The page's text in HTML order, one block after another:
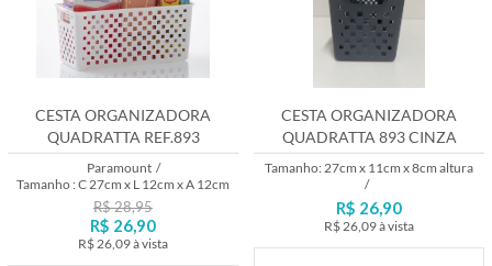
CESTA ORGANIZADORA
QUADRATTA REF.893
Paramount /
Tamanho : C 27cm x L 12cm x A 12cm
R$ 28,95
R$ 26,90
R$ 26,09à vista
CESTA ORGANIZADORA
QUADRATTA 893 CINZA
CHUMBO
Tamanho: 27cm x 11cm x 8cm altura
/
R$ 26,90
R$ 26,09à vista